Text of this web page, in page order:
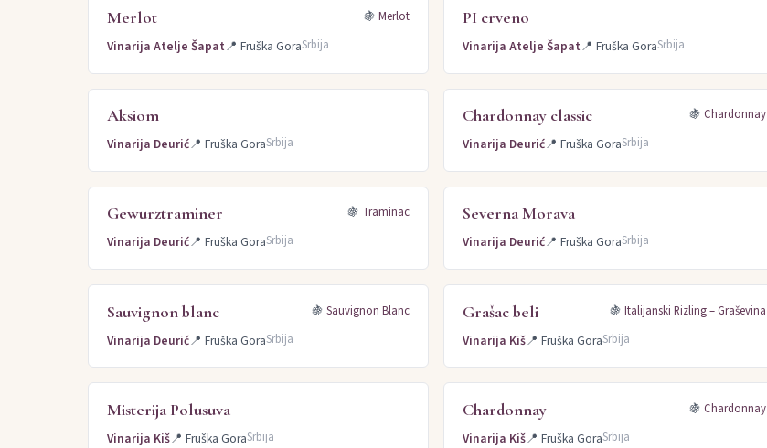
Merlot 🍇Merlot
Vinarija Atelje Šapat📍 Fruška GoraSrbija
PI crveno
Vinarija Atelje Šapat📍Fruška GoraSrbija
Aksiom
Vinarija Deurić📍 Fruška GoraSrbija
Chardonnay classic 🍇 Chardonnay
Vinarija Deurić📍Fruška GoraSrbija
Gewurztraminer 🍇 Traminac
Vinarija Deurić📍 Fruška GoraSrbija
Severna Morava
Vinarija Deurić📍Fruška GoraSrbija
Sauvignon blanc 🍇Sauvignon Blanc
Vinarija Deurić📍 Fruška GoraSrbija
Grašac beli 🍇 Italijanski Rizling – Graševina
Vinarija Kiš📍Fruška GoraSrbija
Misterija Polusuva
Vinarija Kiš📍 Fruška GoraSrbija
Chardonnay 🍇 Chardonnay
Vinarija Kiš📍Fruška GoraSrbija